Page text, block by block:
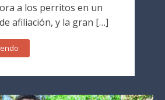
a los perritos en un
afiliación, y la gran […]